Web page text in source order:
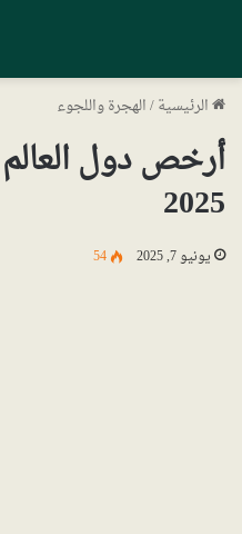
الرئيسية/الهجرة واللجوء
أرخص دول
2025
يونيو 7, 2025 54